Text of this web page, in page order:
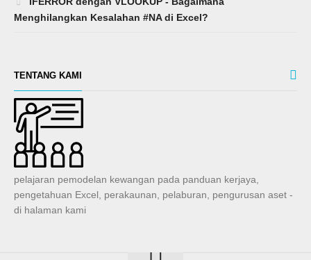
IFERROR dengan VLOOKUP - Bagaimana
Menghilangkan Kesalahan #NA di Excel?
TENTANG KAMI
pelajaran pemodelan kewangan pada panduan kerjaya,
pengetahuan Excel, perakaunan, pelaburan, pengurusan aset -
di halaman kami